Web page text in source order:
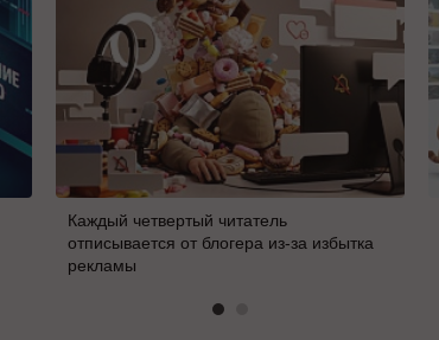
Каждый четвертый читатель
отписывается от блогера из-за избытка
рекламы